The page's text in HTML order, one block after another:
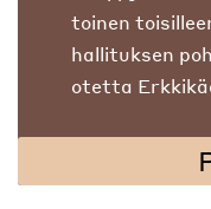
toinen
hallituksen
otetta